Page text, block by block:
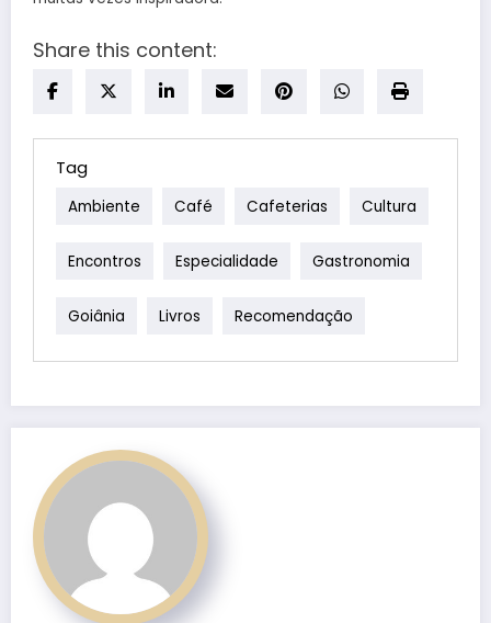
Share this content:
Tag
Ambiente Café Cafeterias Cultura
Encontros Especialidade Gastronomia
Goiânia Livros Recomendação